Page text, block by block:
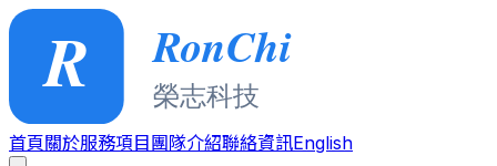
首頁關於服務項目團隊介紹聯絡資訊English